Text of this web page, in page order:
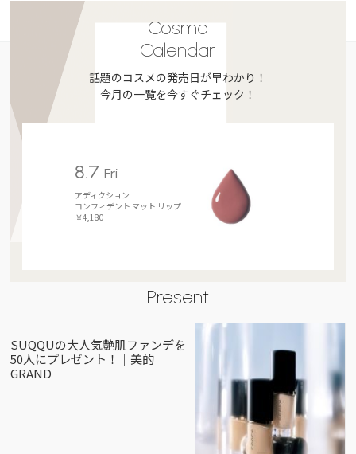
Cosme
Calendar
話題のコスメの発売日が早わかり！
今月の一覧を今すぐチェック！
8.7Fri
アディクション
コンフィデント マット リップ
￥4,180
Present
SUQQUの大人気艶肌ファンデを
50人にプレゼント！｜美的
GRAND